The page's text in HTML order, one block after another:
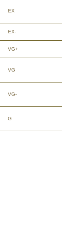
EX
EX-
VG+
VG
VG-
G